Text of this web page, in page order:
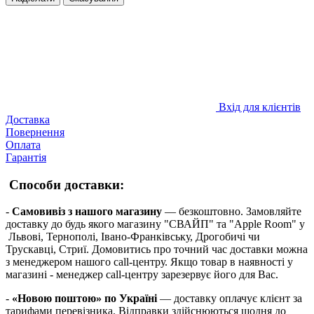
Вхід для клієнтів
Доставка
Повернення
Оплата
Гарантія
Способи доставки:
- Самовивіз з нашого магазину — безкоштовно. Замовляйте
доставку до будь якого магазину "СВАЙП" та "Apple Room" у
Львові, Тернополі, Івано-Франківську, Дрогобичі чи
Трускавці, Стриї. Домовитись про точний час доставки можна
з менеджером нашого call-центру. Якщо товар в наявності у
магазині - менеджер call-центру зарезервує його для Вас.
- «Новою поштою» по Україні — доставку оплачує клієнт за
тарифами перевізника. Відправки здійснюються щодня до